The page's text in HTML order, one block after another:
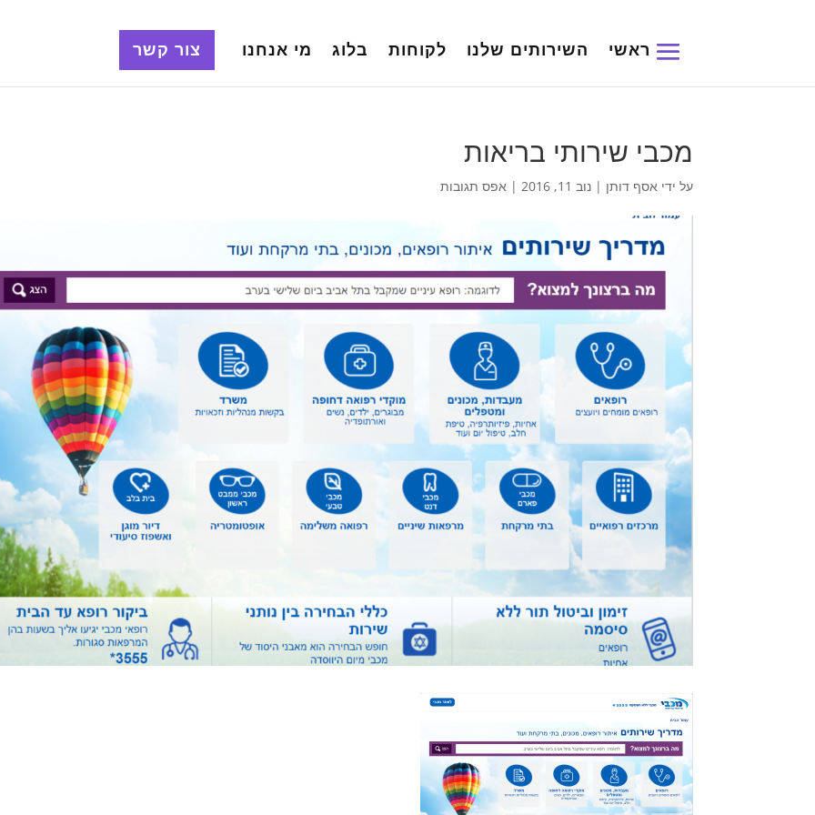
ראשי השירותים שלנו לקוחות בלוג מי אנחנו צור קשר
מכבי שירותי בריאות
על ידיאסף דותן |נוב 11, 2016 |אפס תגובות